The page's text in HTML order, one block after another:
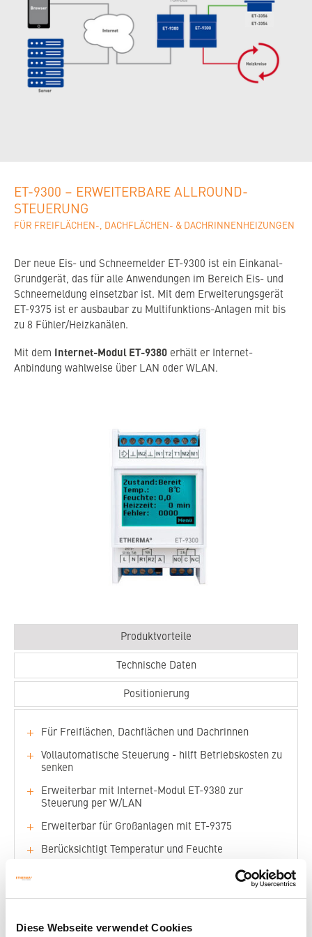
Diese Webseite verwendet Cookies
ET-9300 – ERWEITERBARE ALLROUND-
STEUERUNG
FÜR FREIFLÄCHEN-, DACHFLÄCHEN- & DACHRINNENHEIZUNGEN
Der neue Eis- und Schneemelder ET-9300 ist ein Einkanal-
Grundgerät, das für alle Anwendungen im Bereich Eis- und
Schneemeldung einsetzbar ist. Mit dem Erweiterungsgerät
ET-9375 ist er ausbaubar zu Multifunktions-Anlagen mit bis
zu 8 Fühler/Heizkanälen.
Mit dem Internet-Modul ET-9380 erhält er Internet-
Anbindung wahlweise über LAN oder WLAN.
Produktvorteile
Technische Daten
Positionierung
Für Freiflächen, Dachflächen und Dachrinnen
Vollautomatische Steuerung - hilft Betriebskosten zu
senken
Erweiterbar mit Internet-Modul ET-9380 zur
Steuerung per W/LAN
Erweiterbar für Großanlagen mit ET-9375
Berücksichtigt Temperatur und Feuchte
Zuverlässig und sicher